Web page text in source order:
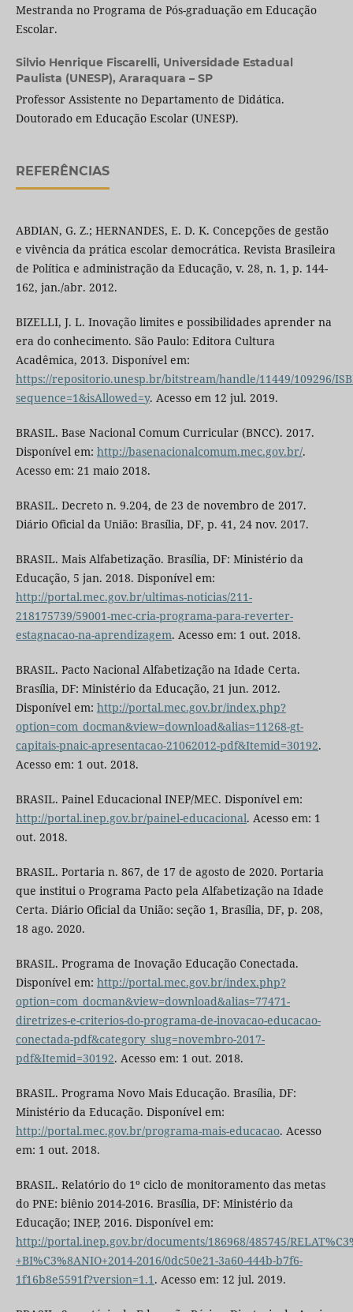
Mestranda no Programa de Pós-graduação em Educação
Escolar.
Silvio Henrique Fiscarelli, Universidade Estadual
Paulista (UNESP), Araraquara – SP
Professor Assistente no Departamento de Didática.
Doutorado em Educação Escolar (UNESP).
REFERÊNCIAS
ABDIAN, G. Z.; HERNANDES, E. D. K. Concepções de gestão
e vivência da prática escolar democrática. Revista Brasileira
de Política e administração da Educação, v. 28, n. 1, p. 144-
162, jan./abr. 2012.
BIZELLI, J. L. Inovação limites e possibilidades aprender na
era do conhecimento. São Paulo: Editora Cultura
Acadêmica, 2013. Disponível em:
https://repositorio.unesp.br/bitstream/handle/11449/109296/
sequence=1&isAllowed=y. Acesso em 12 jul. 2019.
BRASIL. Base Nacional Comum Curricular (BNCC). 2017.
Disponível em: http://basenacionalcomum.mec.gov.br/.
Acesso em: 21 maio 2018.
BRASIL. Decreto n. 9.204, de 23 de novembro de 2017.
Diário Oficial da União: Brasília, DF, p. 41, 24 nov. 2017.
BRASIL. Mais Alfabetização. Brasília, DF: Ministério da
Educação, 5 jan. 2018. Disponível em:
http://portal.mec.gov.br/ultimas-noticias/211-
218175739/59001-mec-cria-programa-para-reverter-
estagnacao-na-aprendizagem. Acesso em: 1 out. 2018.
BRASIL. Pacto Nacional Alfabetização na Idade Certa.
Brasília, DF: Ministério da Educação, 21 jun. 2012.
Disponível em: http://portal.mec.gov.br/index.php?
option=com_docman&view=download&alias=11268-gt-
capitais-pnaic-apresentacao-21062012-pdf&Itemid=30192.
Acesso em: 1 out. 2018.
BRASIL. Painel Educacional INEP/MEC. Disponível em:
http://portal.inep.gov.br/painel-educacional. Acesso em: 1
out. 2018.
BRASIL. Portaria n. 867, de 17 de agosto de 2020. Portaria
que institui o Programa Pacto pela Alfabetização na Idade
Certa. Diário Oficial da União: seção 1, Brasília, DF, p. 208,
18 ago. 2020.
BRASIL. Programa de Inovação Educação Conectada.
Disponível em: http://portal.mec.gov.br/index.php?
option=com_docman&view=download&alias=77471-
diretrizes-e-criterios-do-programa-de-inovacao-educacao-
conectada-pdf&category_slug=novembro-2017-
pdf&Itemid=30192. Acesso em: 1 out. 2018.
BRASIL. Programa Novo Mais Educação. Brasília, DF:
Ministério da Educação. Disponível em:
http://portal.mec.gov.br/programa-mais-educacao. Acesso
em: 1 out. 2018.
BRASIL. Relatório do 1º ciclo de monitoramento das metas
do PNE: biênio 2014-2016. Brasília, DF: Ministério da
Educação; INEP, 2016. Disponível em:
http://portal.inep.gov.br/documents/186968/485745/
+BI%C3%8ANIO+2014-2016/0dc50e21-3a60-444b-b7f6-
1f16b8e5591f?version=1.1. Acesso em: 12 jul. 2019.